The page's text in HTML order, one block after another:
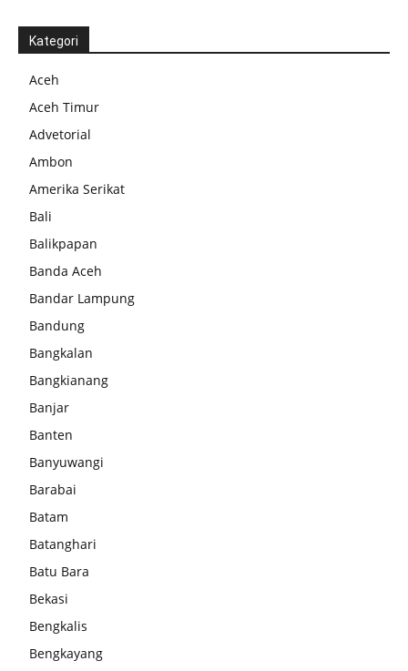
Kategori
Aceh
Aceh Timur
Advetorial
Ambon
Amerika Serikat
Bali
Balikpapan
Banda Aceh
Bandar Lampung
Bandung
Bangkalan
Bangkianang
Banjar
Banten
Banyuwangi
Barabai
Batam
Batanghari
Batu Bara
Bekasi
Bengkalis
Bengkayang